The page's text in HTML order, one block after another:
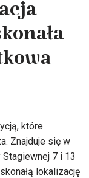
które
Znajduje się w
7 i 13
lokalizację